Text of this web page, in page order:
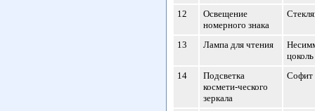
12
Освещение
номерного знака
13 Лампа для чтения
цоколь
14
Подсветка
космети-ческого
зеркала
Софит